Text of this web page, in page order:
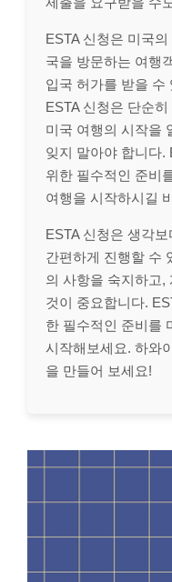
ESTA 신청은 미국
국을 방문하는 여행
입국 허가를 받을 수
ESTA 신청은 단순
미국 여행의 시작을
잊지 말아야 합니다.
위한 필수적인 준비
여행을 시작하시길
ESTA 신청은 생각
간편하게 진행할 수
의 사항을 숙지하고,
것이 중요합니다.
한 필수적인 준비를
시작해보세요. 하와
을 만들어 보세요!